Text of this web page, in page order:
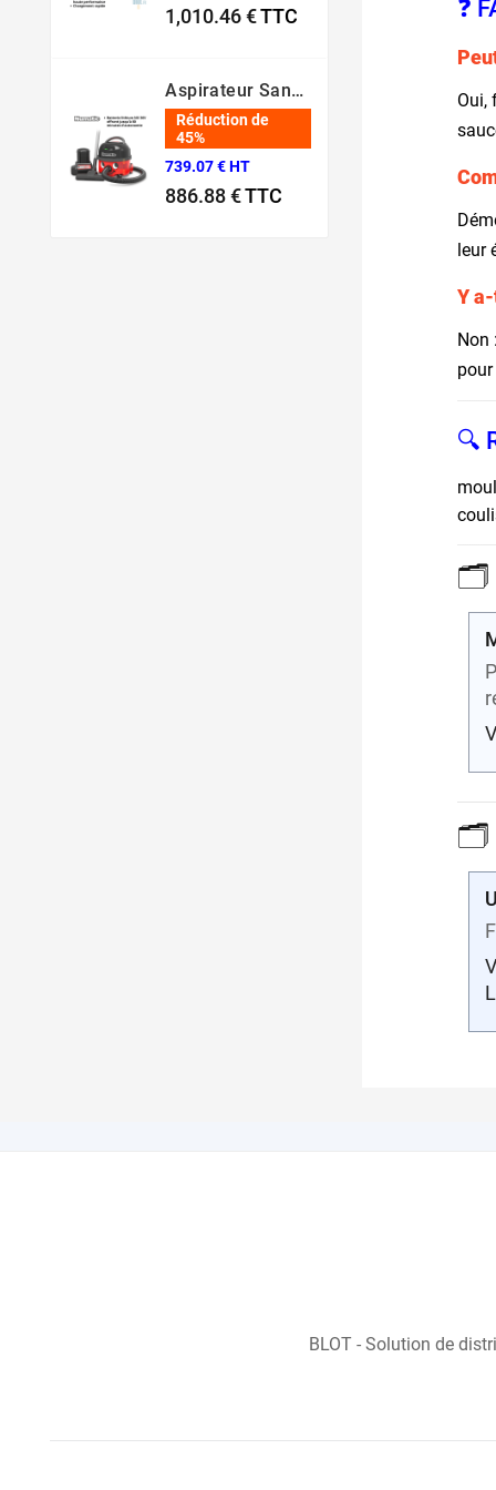
1,010.46 €TTC
Aspirateur Sans Fil NBV 190 NX – Batterie 36V Professionnel
Réduction de
45%
739.07 € HT
886.88 €TTC
❓
Oui,
leur
Y
Non
🔍
🗂️
🗂️
BLOT - Solution de